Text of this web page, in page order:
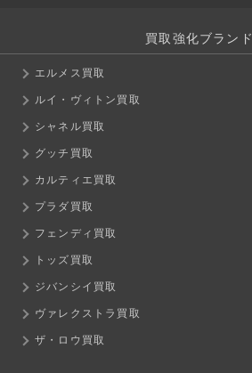
買取強化ブランド
エルメス買取
ルイ・ヴィトン買取
シャネル買取
グッチ買取
カルティエ買取
プラダ買取
フェンディ買取
トッズ買取
ジバンシイ買取
ヴァレクストラ買取
ザ・ロウ買取